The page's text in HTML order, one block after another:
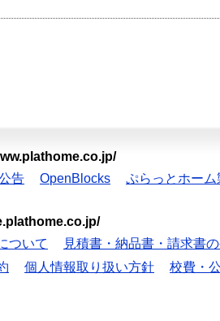
告 OpenBlocks ぷらっとホーム
ついて 見積書・納品書・請求書
個人情報取り扱い方針 校費・